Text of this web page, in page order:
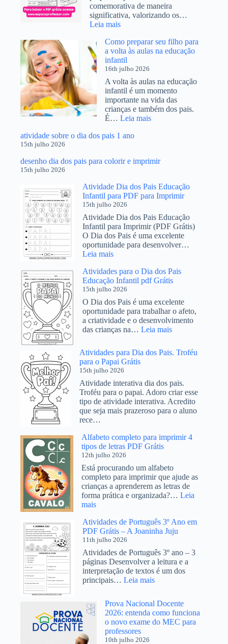
Anos
comemorativa de maneira
significativa, valorizando os…
Leia mais:
Dia
dos
Pais
Educação
Infantil
BNCC
Como preparar seu filho para
a volta às aulas na educação
infantil
16th julho 2026
A volta às aulas na educação
infantil é um momento
importante na vida das
crianças e também dos pais.
É… Leia mais:
para
volta
às
aulas
educação
infantil
atividade sobre o dia dos pais 1 ano
15th julho 2026
desenho dia dos pais para colorir e imprimir
15th julho 2026
Atividade Dia dos Pais Educação
Infantil para PDF para Imprimir
15th julho 2026
Atividade Dia dos Pais Educação
Infantil para Imprimir (PDF Grátis)
O Dia dos Pais é uma excelente
oportunidade para desenvolver…
Leia mais:
Dia
dos
Pais
Educação
Infantil
para
PDF
para
Atividades para o Dia dos Pais
Educação Infantil pdf Grátis
15th julho 2026
O Dia dos Pais é uma excelente
oportunidade para trabalhar o afeto,
a criatividade e o desenvolvimento
das crianças na… Leia mais:
o
Pais
Educação
Infantil
pdf
Atividades para Dia dos Pais. Troféu
para o Papai Grátis
15th julho 2026
Atividade interativa dia dos pais.
Troféu para o papai. Adoro criar esse
tipo de atividade interativa. Acredito
que seja mais prazeroso para o aluno
rece…
Alfabeto completo para imprimir 4
tipos de letras PDF Grátis
12th julho 2026
Está procurando um alfabeto
completo para imprimir que ajude as
crianças a aprenderem as letras de
forma prática e organizada?… Leia
mais:
completo para
imprimir
4
tipos
de
letras
PDF
Grátis
Atividades de Português 3º Ano em
PDF Grátis – A Joaninha Juju
11th julho 2026
Atividades de Português 3º ano – 3
páginas Desenvolver a leitura e a
interpretação de textos é um dos
principais… Leia mais:
Português
3º
Ano
Prova Nacional Docente
2026: entenda como funciona
o novo exame do MEC para
professores
10th julho 2026